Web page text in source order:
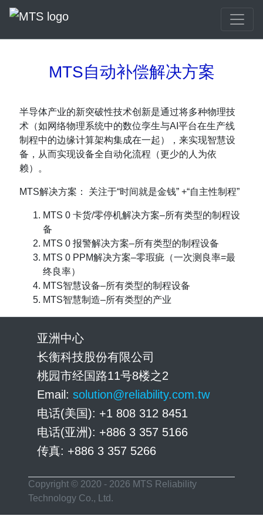
MTS自动补偿解决方案
半导体产业的新突破性技术创新是通过将多种物理技
术（如网络物理系统中的数位孪生与AI平台在生产线
制程中的边缘计算架构集成在一起），来实现智慧设
备，从而实现设备全自动化流程（更少的人为依
赖）。
MTS解决方案： 关注于“时间就是金钱” +“自主性制程”
MTS 0 卡货/零停机解决方案–所有类型的制程设
备
MTS 0 报警解决方案–所有类型的制程设备
MTS 0 PPM解决方案–零瑕疵（一次测良率=最
终良率）
MTS智慧设备–所有类型的制程设备
MTS智慧制造–所有类型的产业
亚洲中心
长衡科技股份有限公司
桃园市经国路11号8楼之2
Email: solution@reliability.com.tw
电话(美国): +1 808 312 8451
电话(亚洲): +886 3 357 5166
传真: +886 3 357 5266
Copyright © 2020 - 2026 MTS Reliability
Technology Co., Ltd.